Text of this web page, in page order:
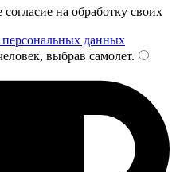
на обработку своих
персональных данных
выбрав самолет.